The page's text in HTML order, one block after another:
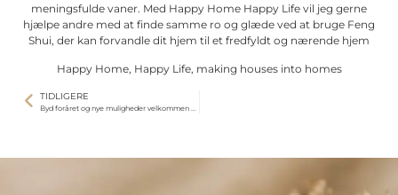
meningsfulde vaner. Med Happy Home Happy Life vil jeg gerne
hjælpe andre med at finde samme ro og glæde ved at bruge Feng
Shui, der kan forvandle dit hjem til et fredfyldt og nærende hjem
Happy Home, Happy Life, making houses into homes
TIDLIGERE